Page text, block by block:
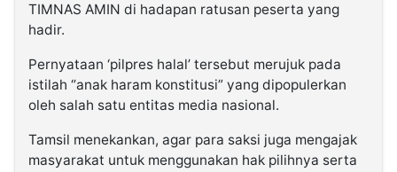
TIMNAS AMIN di hadapan ratusan peserta yang
hadir.
Pernyataan ‘pilpres halal’ tersebut merujuk pada
istilah “anak haram konstitusi” yang dipopulerkan
oleh salah satu entitas media nasional.
Tamsil menekankan, agar para saksi juga mengajak
masyarakat untuk menggunakan hak pilihnya serta